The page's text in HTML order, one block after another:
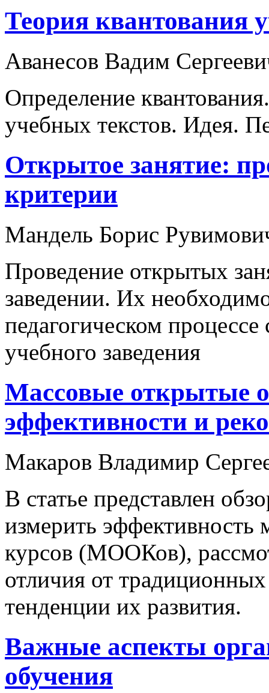
Теория квантования
Аванесов Вадим
Определение
учебных текстов. Идея.
Открытое занятие:
критерии
Мандель Борис
Проведение открытых
заведении. Их
педагогическом
учебного заведения
Массовые открытые
эффективности и
Макаров Владимир
В статье представлен
измерить
курсов (МООКов),
отличия от
тенденции их развития.
Важные аспекты
обучения